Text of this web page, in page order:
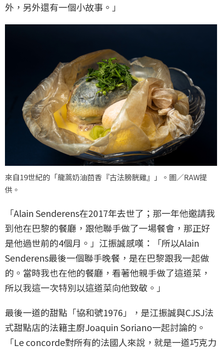
外，另外還有一個小故事。」
來自19世紀的「龍蒿奶油茴香『古法膀胱雞』」。圖／RAW提
供。
「Alain Senderens在2017年去世了；那一年他邀請我
到他在巴黎的餐廳，跟他聯手做了一場餐會，那正好
是他過世前的4個月。」江振誠感嘆：「所以Alain
Senderens最後一個聯手晚餐，是在巴黎跟我一起做
的。當時我也在他的餐廳，看著他親手做了這道菜，
所以我這一次特別以這道菜向他致敬。」
最後一道的甜點「協和號1976」，是江振誠與CJSJ法
式甜點店的法籍主廚Joaquin Soriano一起討論的。
「Le concorde對所有的法國人來說，就是一道巧克力